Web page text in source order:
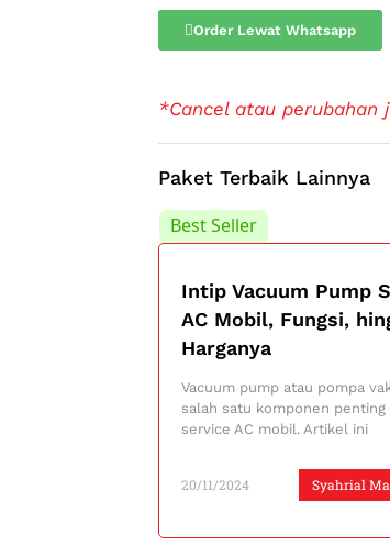
Order Lewat Whatsapp
*Cancel atau perubahan
Paket Terbaik Lainnya
Best Seller
Intip Vacuum Pump
AC Mobil, Fungsi,
Harganya
Syahrial
20/11/2024
Vacuum pump atau pompa
salah satu komponen penting
service AC mobil. Artikel ini